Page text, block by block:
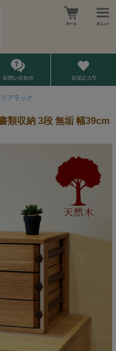
アラック
類収納 3段 無垢 幅39cm